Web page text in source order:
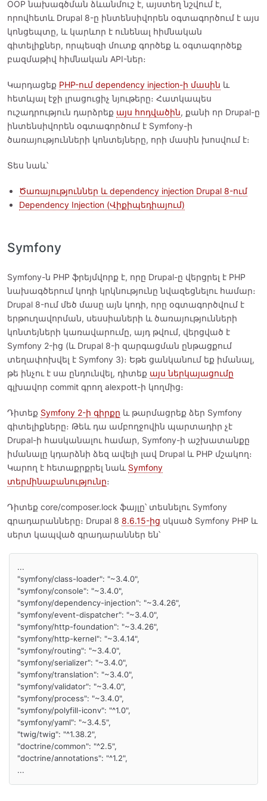
OOP նախագծման ձևանմուշ է, այստեղ նշվում է,
որովհետև Drupal 8-ը ինտենսիվորեն օգտագործում է այս
կոնցեպտը, և կարևոր է ունենալ հիմնական
գիտելիքներ, որպեսզի մուտք գործեք և օգտագործեք
բազմաթիվ հիմնական API-ներ։
Կարդացեք PHP-ում dependency injection-ի մասին և
հետևյալ էջի լրացուցիչ նյութերը։ Հատկապես
ուշադրություն դարձրեք այս հոդվածին, քանի որ Drupal-ը
ինտենսիվորեն օգտագործում է Symfony-ի
ծառայությունների կոնտեյները, որի մասին խոսվում է։
Տես նաև՝
Ծառայություններ և dependency injection Drupal 8-ում
Dependency Injection (Վիքիպեդիայում)
Symfony
Symfony-ն PHP ֆրեյմվորք է, որը Drupal-ը վերցրել է PHP
նախագծերում կոդի կրկնությունը նվազեցնելու համար։
Drupal 8-ում մեծ մասը այն կոդի, որը օգտագործվում է
երթուղավորման, սեսսիաների և ծառայությունների
կոնտեյների կառավարումը, այդ թվում, վերցված է
Symfony 2-ից (և Drupal 8-ի զարգացման ընթացքում
տեղափոխվել է Symfony 3)։ Եթե ցանկանում եք իմանալ,
թե ինչու է սա ընդունվել, դիտեք այս ներկայացումը
գլխավոր commit գրող alexpott-ի կողմից։
Դիտեք Symfony 2-ի գիրքը և թարմացրեք ձեր Symfony
գիտելիքները։ Թեև դա ամբողջովին պարտադիր չէ
Drupal-ի հասկանալու համար, Symfony-ի աշխատանքը
իմանալը կդարձնի ձեզ ավելի լավ Drupal և PHP մշակող։
Կարող է հետաքրքրել նաև Symfony
տերմինաբանությունը։
Դիտեք core/composer.lock ֆայլը՝ տեսնելու Symfony
գրադարանները։ Drupal 8 8.6.15-ից սկսած Symfony PHP և
սերտ կապված գրադարաններ են՝
...
"symfony/class-loader": "~3.4.0",
"symfony/console": "~3.4.0",
"symfony/dependency-injection": "~3.4.26",
"symfony/event-dispatcher": "~3.4.0",
"symfony/http-foundation": "~3.4.26",
"symfony/http-kernel": "~3.4.14",
"symfony/routing": "~3.4.0",
"symfony/serializer": "~3.4.0",
"symfony/translation": "~3.4.0",
"symfony/validator": "~3.4.0",
"symfony/process": "~3.4.0",
"symfony/polyfill-iconv": "^1.0",
"symfony/yaml": "~3.4.5",
"twig/twig": "^1.38.2",
"doctrine/common": "^2.5",
"doctrine/annotations": "^1.2",
...